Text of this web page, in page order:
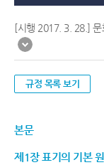
[시행 2017. 3. 28.]
규정 목록 보기
본문
제1장 표기의 기본